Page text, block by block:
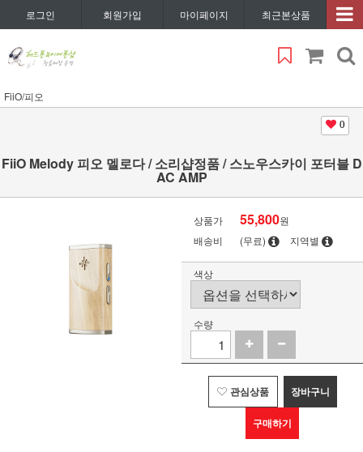
로그인 회원가입 마이페이지 최근본상품
FiiO/피오
0
FiiO Melody 피오 멜로다 / 소리샵정품 / 스노우스카이 포터블 D
AC AMP
상품가 55,800원
배송비
(무료) 지역별
색상
수량
관심상품 장바구니
구매하기